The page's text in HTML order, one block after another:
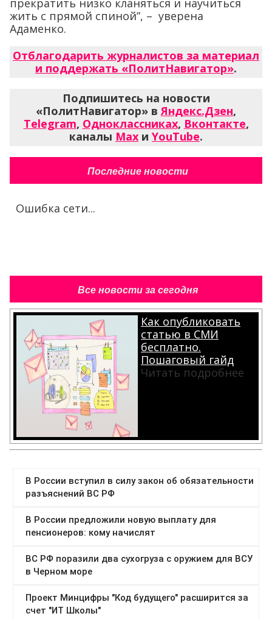
прекратить низко кланяться и научиться
жить с прямой спиной”, – уверена
Адаменко.
Отблагодарить журналистов за материал
и поддержать «ПолитНавигатор».
Подпишитесь на новости
«ПолитНавигатор» вЯндекс.Дзен,
Telegram, Одноклассниках, Вконтакте,
каналы Max и YouTube.
Последние новости
Ошибка сети...
Все новости за сегодня
Как опубликовать
статью в СМИ
бесплатно.
Пошаговый гайд
Читать подробнее